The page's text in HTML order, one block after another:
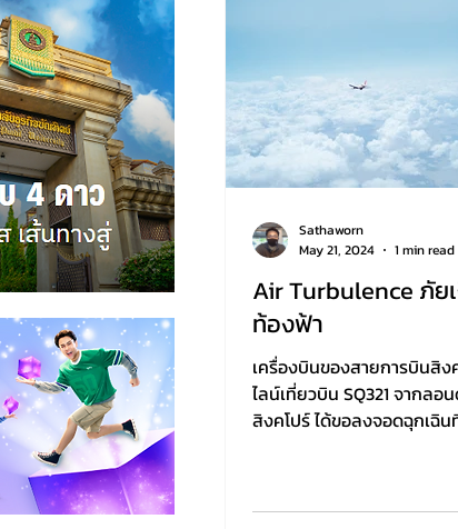
Air Turbulence ภัยเ
ท้องฟ้า
เครื่องบินของสายการบินสิงค
ไลน์เที่ยวบิน SQ321 จากลอ
สิงคโปร์ ได้ขอลงจอดฉุกเฉิน
Sathaworn
May 21, 2024
1 min read